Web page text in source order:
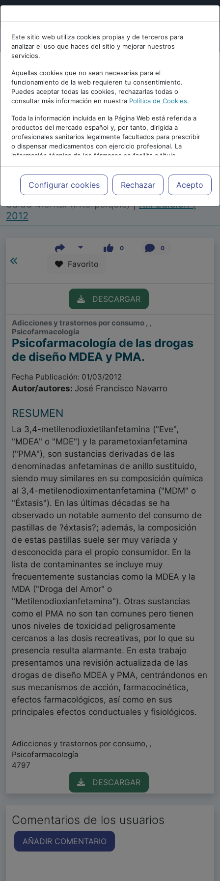
Este sitio web utiliza cookies propias y de terceros para
analizar el uso que haces del sitio y mejorar nuestros
servicios.
Aquellas cookies que no sean necesarias para el
funcionamiento de la web requieren tu consentimiento.
Puedes aceptar todas las cookies, rechazarlas todas o
consultar más información en nuestra Política de Cookies.
Toda la información incluida en la Página Web está referida a
productos del mercado español y, por tanto, dirigida a
profesionales sanitarios legalmente facultados para prescribir
o dispensar medicamentos con ejercicio profesional. La
información técnica de los fármacos se facilita a título
meramente informativo, siendo responsabilidad de los
profesionales facultados prescribir medicamentos y decidir, en
cada caso concreto, el tratamiento más adecuado a las
necesidades del paciente.
Configurar cookies Rechazar Acepto
Repositorio de Artículos |Congreso Virtual
Internacional de Psiquiatría, Psicología y
Salud Mental (Interpsiquis)|XIII Edición |
2012
0 0
Favorito
DESCARGAR
Adicciones y trastornos por consumo , ,
Psicofarmacología
Psicofarmacología de las drogas
de diseño MDEA y PMA.
Fecha Publicación: 01/03/2012
Autor/autores: José Francisco Navarro
RESUMEN
La 3,4-metilenodioxietilanfetamina ("Eve",
"MDEA" o "MDE") y la parametoxianfetamina
("PMA"), son sustancias derivadas de las
denominadas anfetaminas de anillo sustituido,
siendo muy similares en su composición química
al 3,4-metilenodioximentanfetamina ("MDM" o
"Éxtasis"). En las últimas décadas se ha
observado un notable aumento del consumo de
pastillas de ?éxtasis?; además, la composición
de estas pastillas suele ser muy variada y
desconocida para el propio consumidor. En la
lista de contaminantes se incluye muy
frecuentemente sustancias como la MDEA y la
MDA ("Droga del Amor" o
"Metilenodioxianfetamina"). Otras sustancias
como el PMA no son tan comunes pero tienen
unos niveles de toxicidad peligrosamente
cercanos a las dosis recreativas, por lo que su
presencia resulta alarmante. En esta trabajo
presentamos una revisión actualizada de las
drogas de diseño MDEA y PMA, centrándonos en
sus mecanismos de acción, farmacocinética,
efectos farmacológicos, así como en sus
principales efectos conductuales y fisiológicos.
Adicciones y trastornos por consumo, ,
Psicofarmacología
4797
DESCARGAR
Comentarios de los usuarios
AÑADIR COMENTARIO